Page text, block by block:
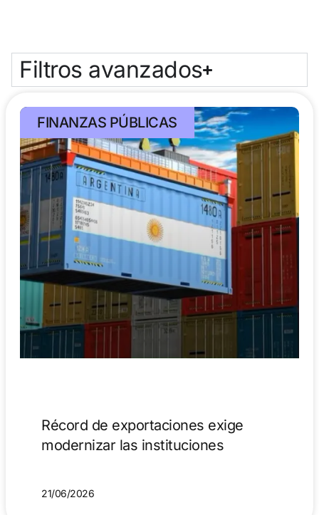
Filtros avanzados
FINANZAS PÚBLICAS
Récord de exportaciones exige
modernizar las instituciones
21/06/2026